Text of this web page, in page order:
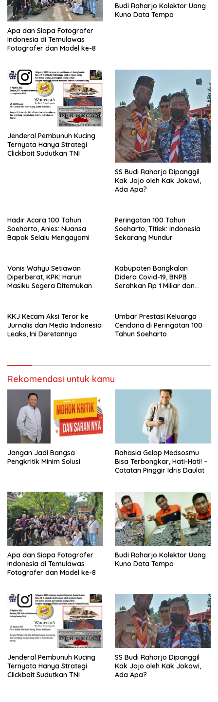
Apa dan Siapa Fotografer
Indonesia di Temulawas
Fotografer dan Model ke-8
Budi Raharjo Kolektor Uang
Kuno Data Tempo
Jenderal Pembunuh Kucing
Ternyata Hanya Strategi
Clickbait Sudutkan TNI
SS Budi Raharjo Dipanggil
Kak Jojo oleh Kak Jokowi,
Ada Apa?
Hadir Acara 100 Tahun
Soeharto, Anies: Nuansa
Bapak Selalu Mengayomi
Peringatan 100 Tahun
Soeharto, Titiek: Indonesia
Sekarang Mundur
Vonis Wahyu Setiawan
Diperberat, KPK: Harun
Masiku Segera Ditemukan
Kabupaten Bangkalan
Didera Covid-19, BNPB
Serahkan Rp 1 Miliar dan
KKJ Kecam Aksi Teror ke
Jurnalis dan Media Indonesia
Leaks, Ini Deretannya
Umbar Prestasi Keluarga
Cendana di Peringatan 100
Tahun Soeharto
Rekomendasi untuk kamu
Jangan Jadi Bangsa
Pengkritik Minim Solusi
Rahasia Gelap Medsosmu
Bisa Terbongkar, Hati-Hati! –
Catatan Pinggir Idris Daulat
Apa dan Siapa Fotografer
Indonesia di Temulawas
Fotografer dan Model ke-8
Budi Raharjo Kolektor Uang
Kuno Data Tempo
Jenderal Pembunuh Kucing
Ternyata Hanya Strategi
Clickbait Sudutkan TNI
SS Budi Raharjo Dipanggil
Kak Jojo oleh Kak Jokowi,
Ada Apa?